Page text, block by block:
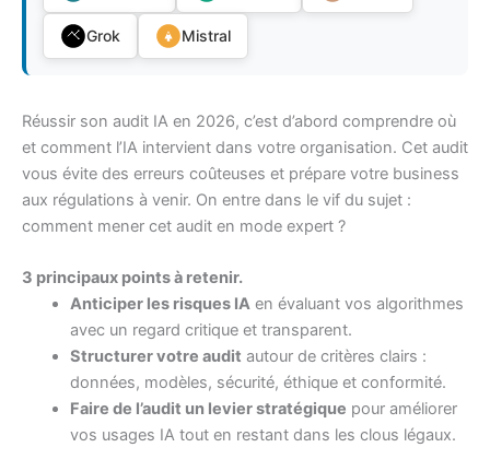
Grok Mistral
Réussir son audit IA en 2026, c’est d’abord comprendre où
et comment l’IA intervient dans votre organisation. Cet audit
vous évite des erreurs coûteuses et prépare votre business
aux régulations à venir. On entre dans le vif du sujet :
comment mener cet audit en mode expert ?
3 principaux points à retenir.
Anticiper les risques IAen évaluant vos algorithmes
avec un regard critique et transparent.
Structurer votre audit autour de critères clairs :
données, modèles, sécurité, éthique et conformité.
Faire de l’audit un levier stratégique pour améliorer
vos usages IA tout en restant dans les clous légaux.